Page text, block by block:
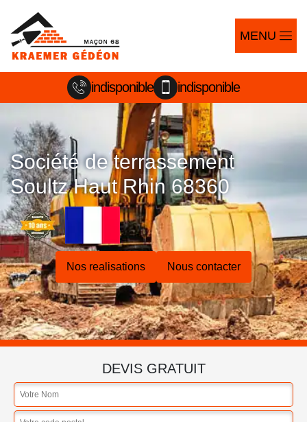
MENU
indisponible indisponible
Société de terrassement
Soultz Haut Rhin 68360
Nos realisations Nous contacter
DEVIS GRATUIT